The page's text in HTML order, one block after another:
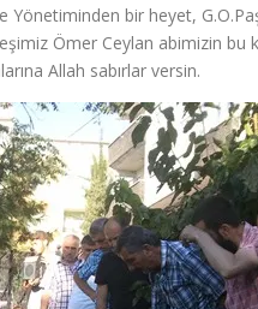
Yönetiminden bir heyet,
Ömer Ceylan abimizin
Allah sabırlar versin.